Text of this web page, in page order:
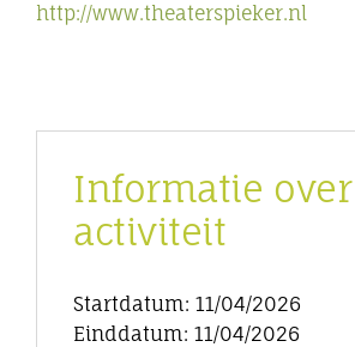
http://www.theaterspieker.nl
Informatie
activiteit
Startdatum: 11/04/2026
Einddatum: 11/04/2026